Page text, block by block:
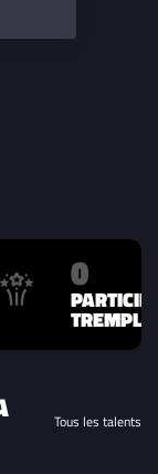
0
Tous les talents